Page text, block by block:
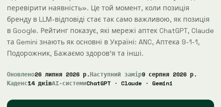
перевірити наявність». Це той момент, коли позиція
бренду в LLM-відповіді стає так само важливою, як позиція
в Google. Рейтинг показує, які мережі аптек ChatGPT, Claude
та Gemini знають як основні в Україні: ANC, Аптека 9-1-1,
Подорожник, Бажаємо здоров'я та інші.
Оновлено26 липня 2026 р.Наступний замір9 серпня 2026 р.
Каденс14 днівAI-системиChatGPT · Claude · Gemini